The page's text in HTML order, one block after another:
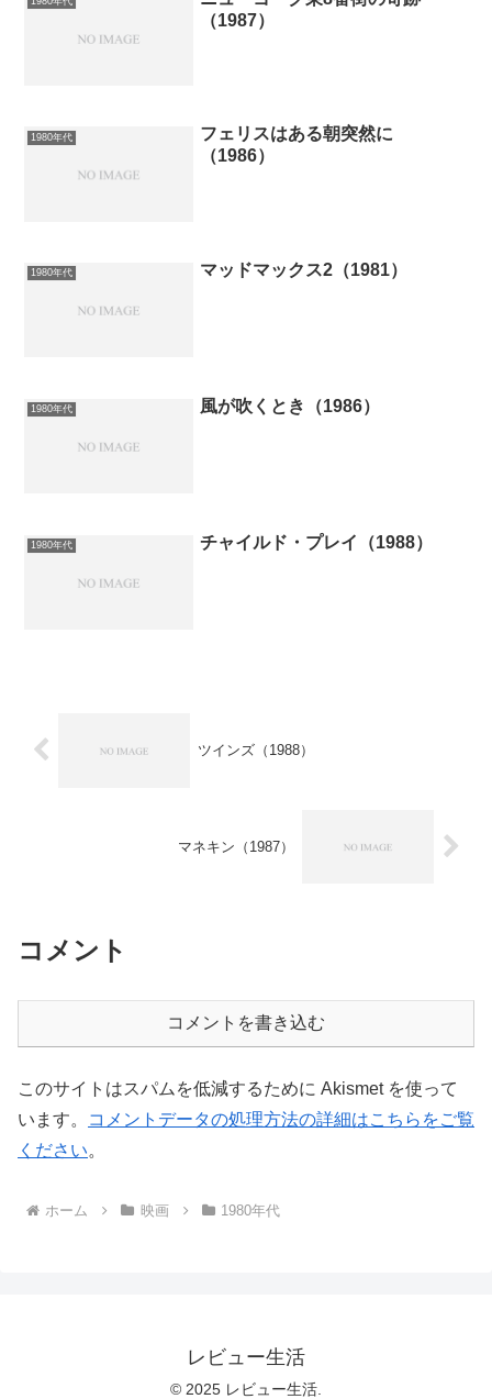
（1987）
1980年代
フェリスはある朝突然に
（1986）
1980年代 マッドマックス2（1981）
1980年代 風が吹くとき（1986）
1980年代 チャイルド・プレイ（1988）
ツインズ（1988）
マネキン（1987）
コメント
コメントを書き込む
このサイトはスパムを低減するために Akismet を使って
います。
コメントデータの処理方法の詳細はこちらをご覧
ください。
ホーム 映画 1980年代
レビュー生活
© 2025 レビュー生活.